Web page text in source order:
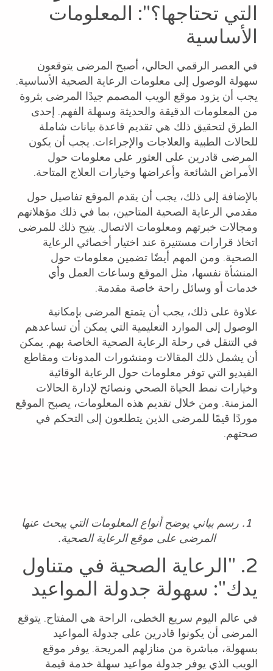
التي تحتاجها؟": المعلومات
الأساسية
في العصر الرقمي الحالي، أصبح المرضى يتوقعون
سهولة الوصول إلى معلومات الرعاية الصحية الأساسية.
يجب أن يزود موقع الويب المصمم جيدًا المرضى بثروة
من المعلومات الدقيقة والحديثة وسهلة الفهم. إحدى
الطرق لتحقيق ذلك هي تقديم قاعدة بيانات شاملة
للحالات الطبية والعلاجات والإجراءات. يجب أن يكون
المرضى قادرين على العثور على معلومات حول
الأمراض الشائعة وأعراضها وخيارات العلاج المتاحة.
بالإضافة إلى ذلك، يجب أن يقدم الموقع تفاصيل حول
مقدمي الرعاية الصحية المتاحين، بما في ذلك مؤهلاتهم
ومجالات خبرتهم ومعلومات الاتصال. يتيح ذلك للمرضى
اتخاذ قرارات مستنيرة عند اختيار أخصائي الرعاية
الصحية. ومن المهم أيضًا تضمين معلومات حول
المنشأة نفسها، مثل الموقع وساعات العمل وأي
خدمات أو وسائل راحة خاصة مقدمة.
علاوة على ذلك، يجب أن يتمتع المرضى بإمكانية
الوصول إلى الموارد التعليمية التي يمكن أن تساعدهم
في التنقل في رحلة الرعاية الصحية الخاصة بهم. يمكن
أن يشمل ذلك المقالات ومنشورات المدونات ومقاطع
الفيديو التي توفر معلومات حول الرعاية الوقائية
وخيارات نمط الحياة الصحي ونصائح لإدارة الحالات
المزمنة. ومن خلال تقديم هذه المعلومات، يصبح الموقع
موردًا قيمًا للمرضى الذين يتطلعون إلى التحكم في
صحتهم.
1. رسم بياني يوضح أنواع المعلومات التي يبحث عنها
المرضى على موقع الرعاية الصحية.
2. "الرعاية الصحية في متناول
يدك": سهولة جدولة المواعيد
في عالم اليوم سريع الخطى، الراحة هي المفتاح. يتوقع
المرضى أن يكونوا قادرين على جدولة المواعيد
بسهولة، مباشرة من منازلهم المريحة. يوفر موقع
الويب الذي يوفر جدولة مواعيد سهلة خدمة قيمة